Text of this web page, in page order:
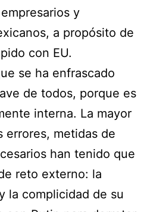
y
a propósito de
con EU.
se ha enfrascado
de todos, porque es
interna. La mayor
errores, metidas de
han tenido que
reto externo: la
la complicidad de su